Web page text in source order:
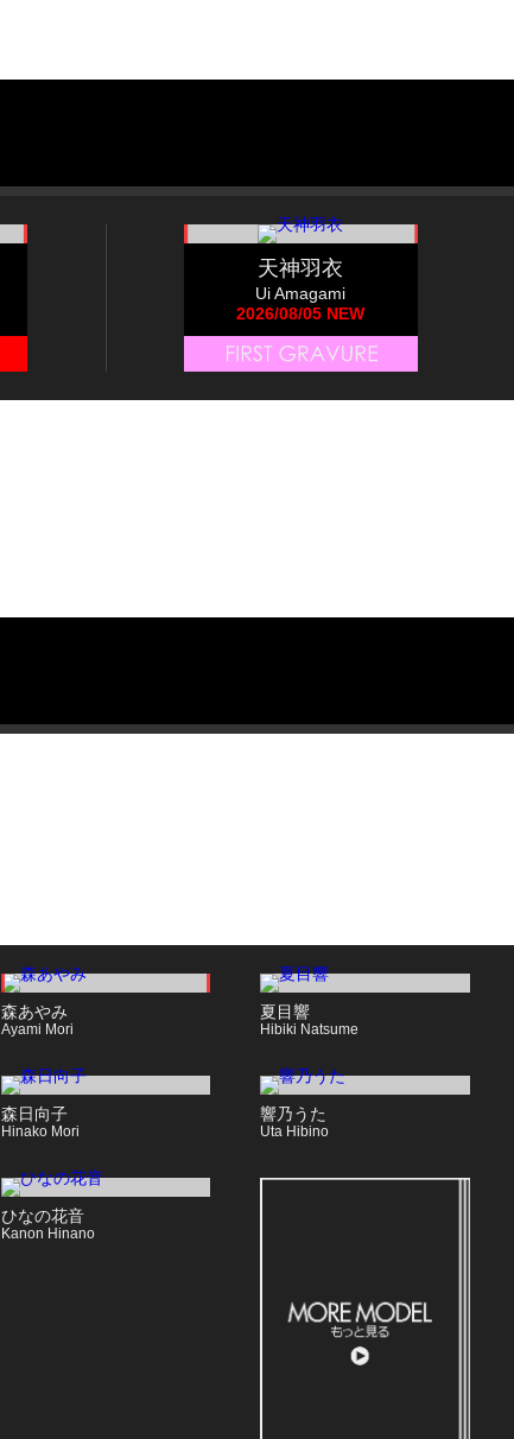
天神羽衣
Ui Amagami
2026/08/05 NEW
森あやみ
Ayami Mori
夏目響
Hibiki Natsume
森日向子
Hinako Mori
響乃うた
Uta Hibino
ひなの花音
Kanon Hinano